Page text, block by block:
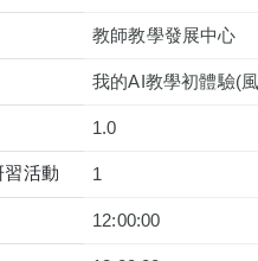
教師教學發展中心
我的AI教學初體驗(
1.0
活動 1
12:00:00